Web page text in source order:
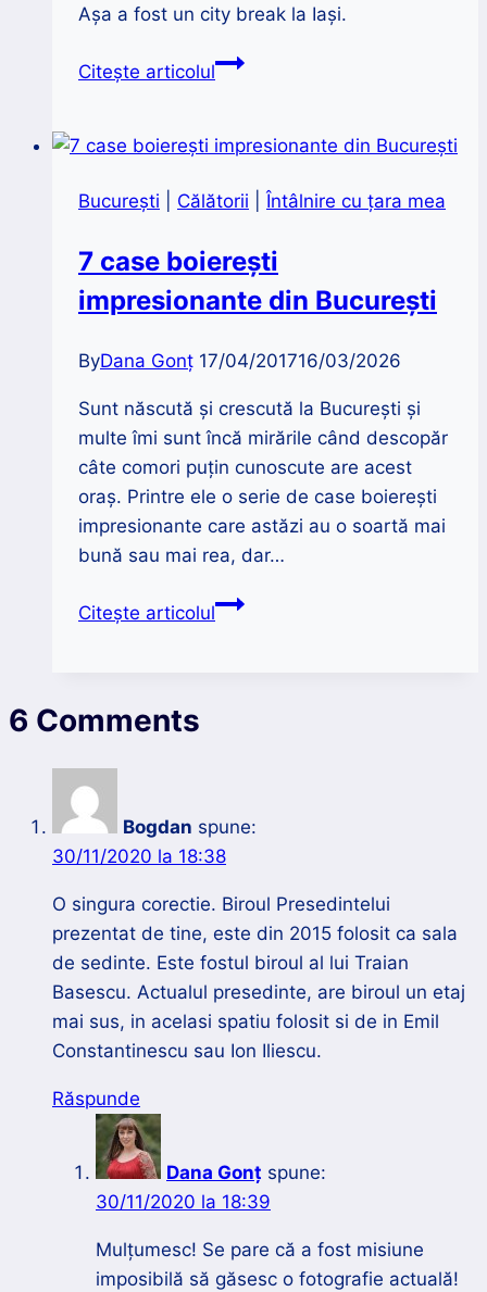
Așa a fost un city break la Iași.
Citește articolulCe
la
și
împrejurimi
București Călătorii |Întâlnire cu țara mea
7 case boierești
impresionante din București
ByDana Gonț 17/04/201716/03/2026
Sunt născută și crescută la București și
multe îmi sunt încă mirările când descopăr
câte comori puțin cunoscute are acest
oraș. Printre ele o serie de case boierești
impresionante care astăzi au o soartă mai
bună sau mai rea, dar…
Citește articolul7
6 Comments
Bogdan spune:
30/11/2020 la 18:38
O singura corectie. Biroul Presedintelui
prezentat de tine, este din 2015 folosit ca sala
de sedinte. Este fostul biroul al lui Traian
Basescu. Actualul presedinte, are biroul un etaj
mai sus, in acelasi spatiu folosit si de in Emil
Constantinescu sau Ion Iliescu.
Răspunde
Dana Gonț spune:
30/11/2020 la 18:39
Mulțumesc! Se pare că a fost misiune
imposibilă să găsesc o fotografie actuală!